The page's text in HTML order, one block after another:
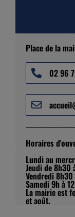
Place de la
02 96
Horaires
Lundi au
Jeudi de 8h30
Vendredi
Samedi 9h à
La mairie est
et août.